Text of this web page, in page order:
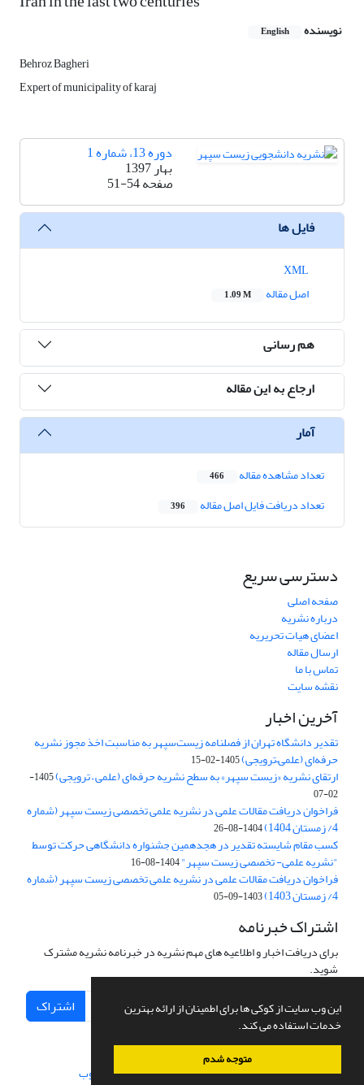
این وب سایت از کوکی ها برای اطمینان از ارائه بهترین
خدمات استفاده می کند.
متوجه شدم
نویسنده English
Behroz Bagheri
Expert of municipality of karaj
دوره 13، شماره 1
بهار 1397
صفحه51-54
فایل ها
اصل مقاله
1.09 M
هم رسانی
ارجاع به این مقاله
آمار
تعداد مشاهده مقاله 466
تعداد دریافت فایل اصل مقاله 396
دسترسی سریع
صفحه اصلی
درباره نشریه
اعضای هیات تحریریه
ارسال مقاله
تماس با ما
نقشه سایت
آخرین اخبار
تقدیر دانشگاه تهران از فصلنامه زیست‌سپهر به مناسبت اخذ مجوز نشریه
حرفه‌ای (علمی–ترویجی)1405-02-15
ارتقای نشریه «زیست‌ سپهر» به سطح نشریه حرفه‌ای (علمی – ترویجی)
1405-
02-07
فراخوان دریافت مقالات علمی در نشریه علمی تخصصی زیست سپهر (شماره
4/ زمستان 1404) 1404-08-26
کسب مقام شایسته تقدیر در هجدهمین جشنواره دانشگاهی حرکت توسط
"نشریه علمی- تخصصی زیست سپهر"1404-08-16
فراخوان دریافت مقالات علمی در نشریه علمی تخصصی زیست سپهر (شماره
4/ زمستان 1403) 1403-09-05
اشتراک خبرنامه
برای دریافت اخبار و اطلاعیه های مهم نشریه در خبرنامه نشریه مشترک
شوید.
اشتراک
سامانه مدیریت نشریات علمی.طراحی و پیاده سازی از سیناوب